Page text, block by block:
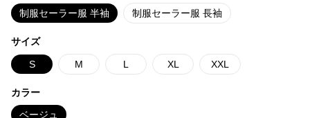
制服セーラー服 半袖 制服セーラー服 長袖
サイズ
S M L XL XXL
カラー
ベージュ